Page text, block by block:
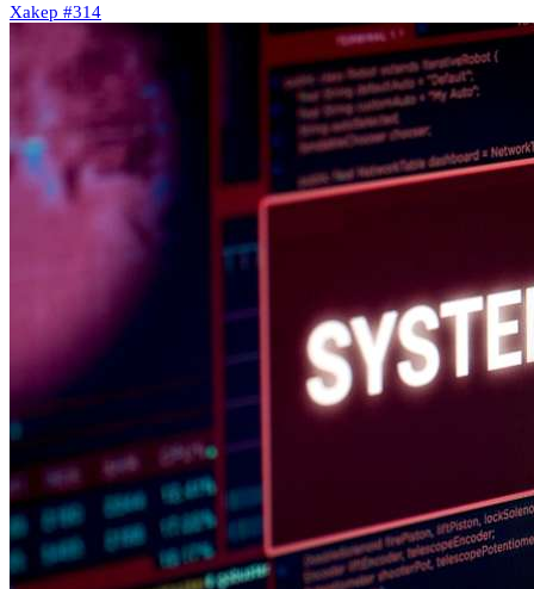
Xakep #314